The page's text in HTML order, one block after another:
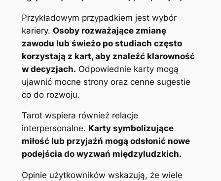
Przykładowym przypadkiem jest wybór
kariery. Osoby rozważające zmianę
zawodu lub świeżo po studiach często
korzystają z kart, aby znaleźć klarowność
w decyzjach. Odpowiednie karty mogą
ujawnić mocne strony oraz cenne sugestie
co do rozwoju.
Tarot wspiera również relacje
interpersonalne. Karty symbolizujące
miłość lub przyjaźń mogą odsłonić nowe
podejścia do wyzwań międzyludzkich.
Opinie użytkowników wskazują, że wiele